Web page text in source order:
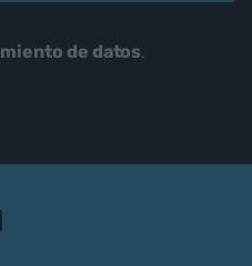
de datos.